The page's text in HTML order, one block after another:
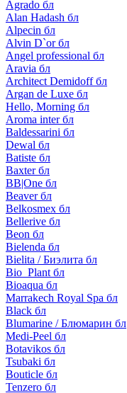
Agrado бл
Alan Hadash бл
Alpecin бл
Alvin D`or бл
Angel professional бл
Aravia бл
Architect Demidoff бл
Argan de Luxe бл
Hello, Morning бл
Aroma inter бл
Baldessarini бл
Dewal бл
Batiste бл
Baxter бл
BB|One бл
Beaver бл
Belkosmex бл
Bellerive бл
Beon бл
Bielenda бл
Bielita / Биэлита бл
Bio_Plant бл
Bioaqua бл
Marrakech Royal Spa бл
Black бл
Blumarine / Блюмарин бл
Medi-Peel бл
Botavikos бл
Tsubaki бл
Bouticle бл
Tenzero бл